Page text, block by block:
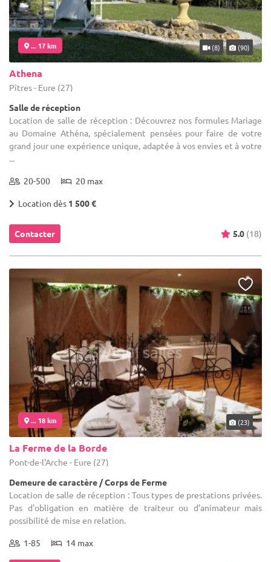
... 17 km (8) (90)
Athena
Pîtres - Eure (27)
Salle de réception
Location de salle de réception : Découvrez nos formules Mariage
au Domaine Athéna, spécialement pensées pour faire de votre
grand jour une expérience unique, adaptée à vos envies et à votre
20-500 20 max
Location dès 1 500 €
Contacter 5.0 (18)
... 18 km (23)
La Ferme de la Borde
Pont-de-l'Arche - Eure (27)
Demeure de caractère / Corps de Ferme
Location de salle de réception : Tous types de prestations privées.
Pas d'obligation en matière de traiteur ou d'animateur mais
possibilité de mise en relation.
1-85 14 max